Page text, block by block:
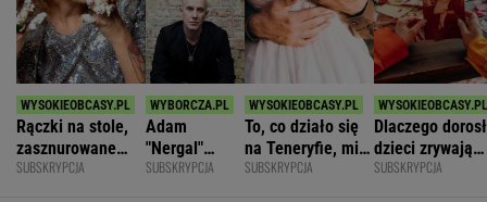
Rączki na stole,
zasznurowane
usta. Byłam
SUBSKRYPCJA
Adam
"Nergal"
Darski: Ja
SUBSKRYPCJA
To, co działo się
na Teneryfie, mi
się należało. Nie
SUBSKRYPCJA
Dlaczego
dzieci zrywają
kontakt z
SUBSKRYPCJA